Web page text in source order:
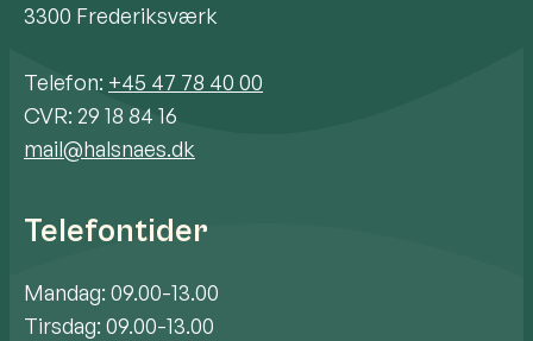
3300 Frederiksværk
Telefon: +45 47 78 40 00
CVR: 29 18 84 16
mail@halsnaes.dk
Telefontider
Mandag: 09.00-13.00
Tirsdag: 09.00-13.00